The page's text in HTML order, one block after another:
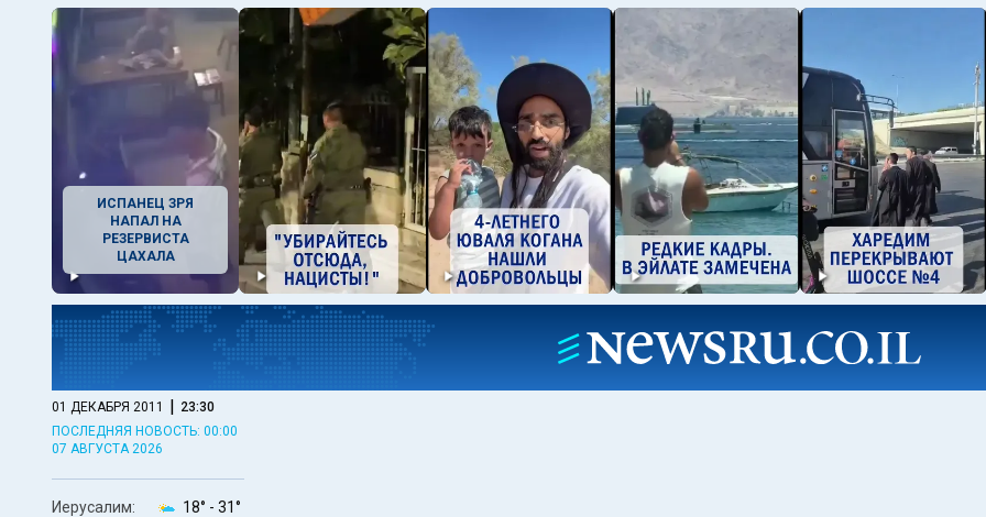
ИСПАНЕЦ ЗРЯ
НАПАЛ НА
РЕЗЕРВИСТА
ЦАХАЛА
01 ДЕКАБРЯ 2011 | 23:30
ПОСЛЕДНЯЯ НОВОСТЬ: 00:00
07 АВГУСТА 2026
Иерусалим: 18° - 31°